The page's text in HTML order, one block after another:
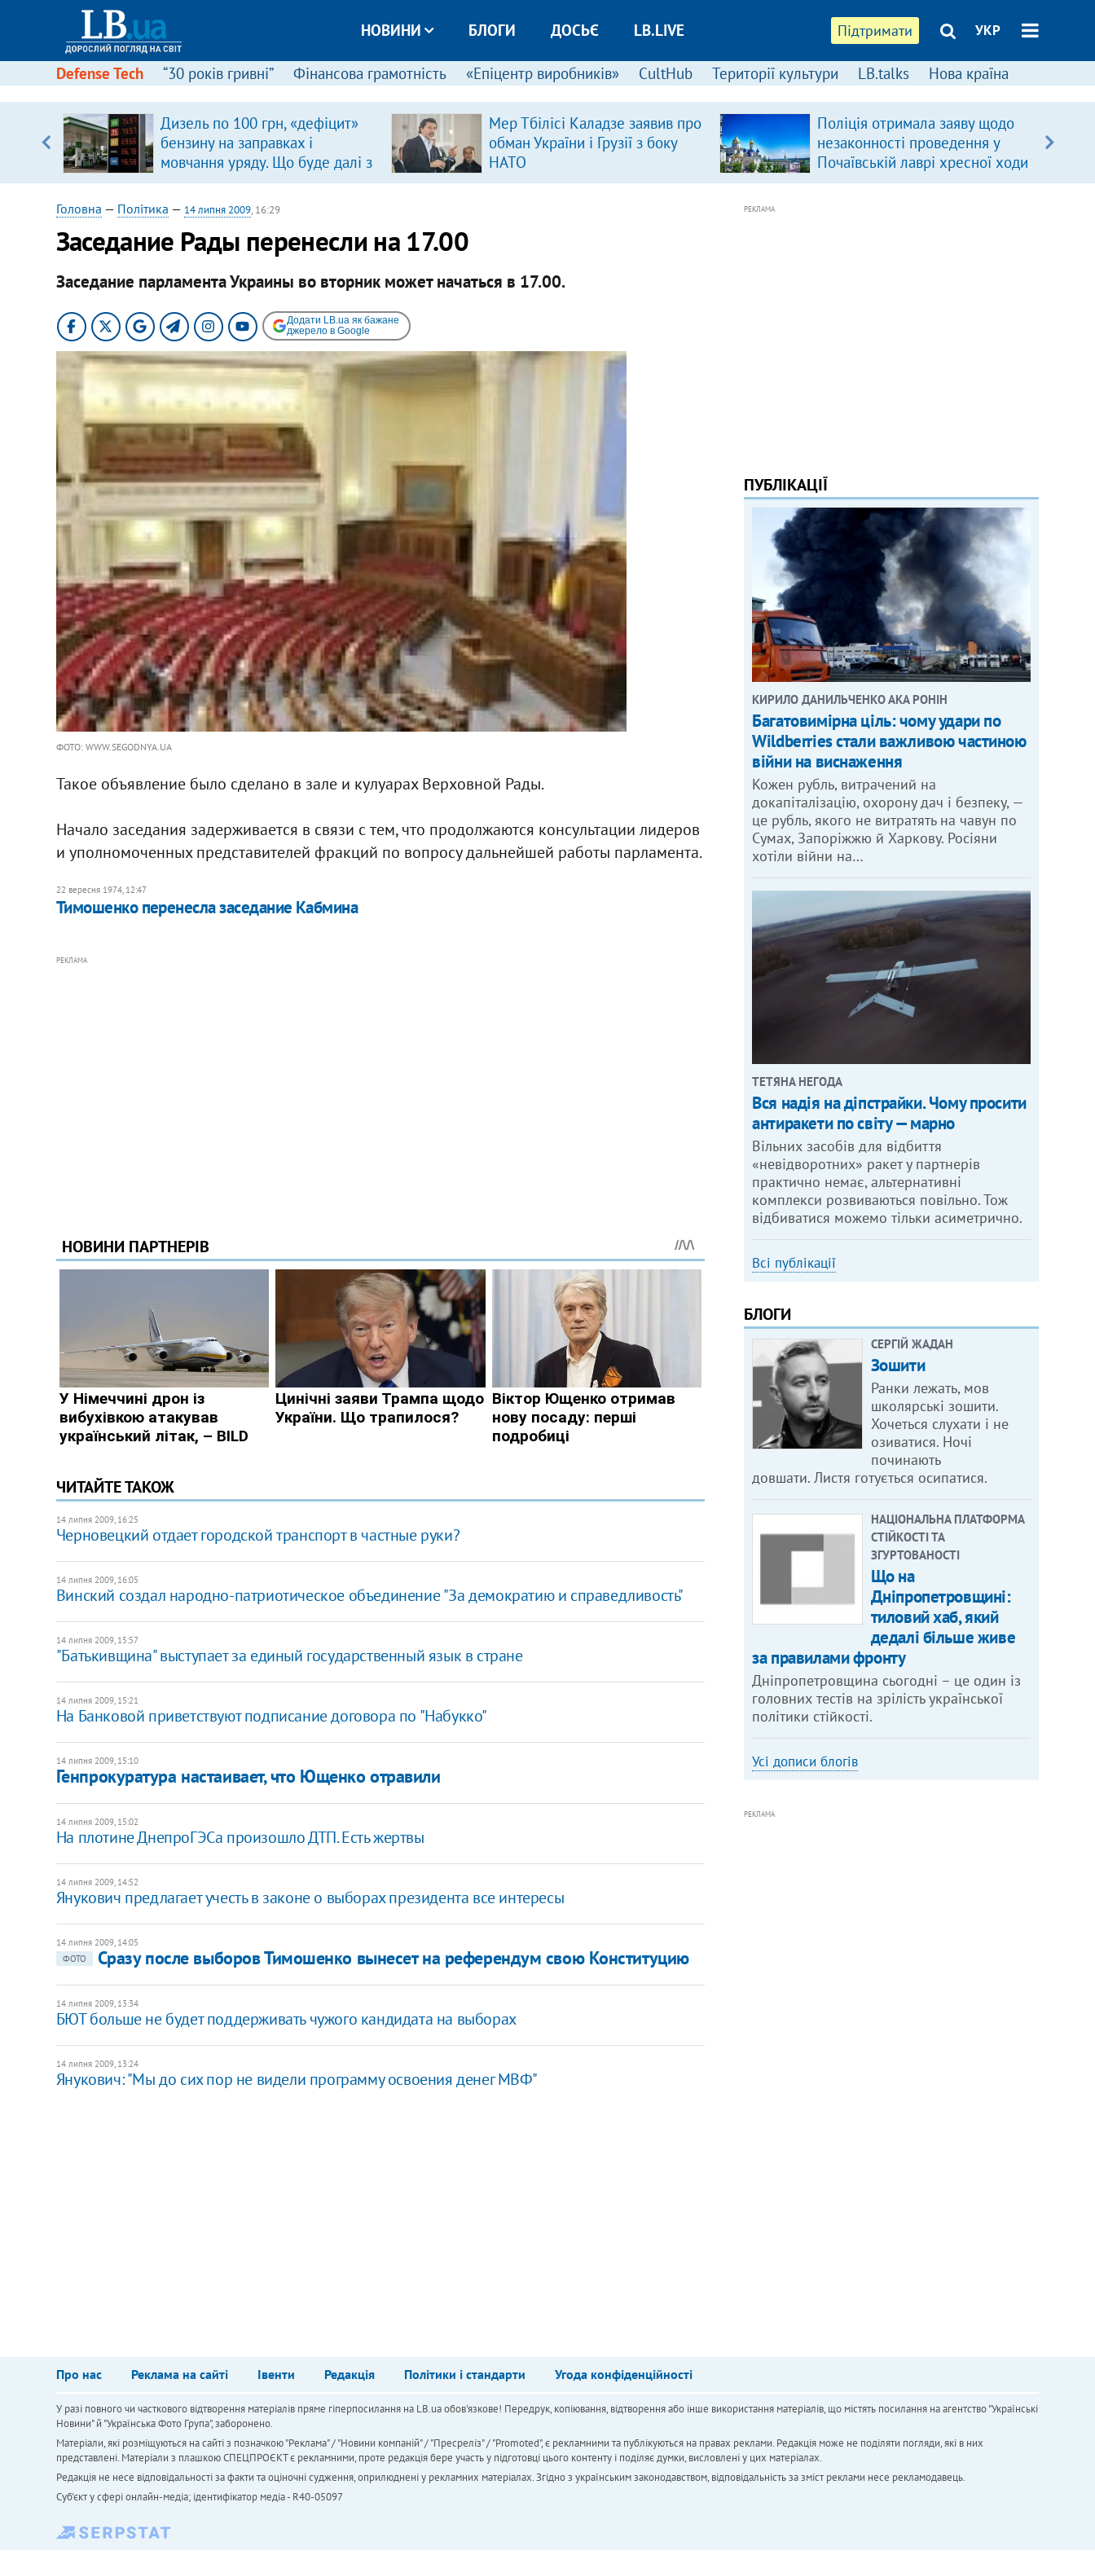
Підтримати УКР
НОВИНИ БЛОГИ ДОСЬЄ LB.LIVE
Defense Tech “30 років гривні” Фінансова грамотність «Епіцентр виробників» CultHub Території культури LB.talks Нова країна
Дизель по 100 грн, «дефіцит»
бензину на заправках і
мовчання уряду. Що буде далі з
цінами на пальне?
Мер Тбілісі Каладзе заявив про
обман України і Грузії з боку
НАТО
Поліція отримала заяву щодо
незаконності проведення у
Почаївській лаврі хресної ходи
Головна — Політика — 14 липня 2009, 16:29
Заседание Рады перенесли на 17.00
Заседание парламента Украины во вторник может начаться в 17.00.
Додати LB.ua як бажане
джерело в Google
ФОТО: WWW.SEGODNYA.UA
Такое объявление было сделано в зале и кулуарах Верховной Рады.
Начало заседания задерживается в связи с тем, что продолжаются консультации лидеров
и уполномоченных представителей фракций по вопросу дальнейшей работы парламента.
22 вересня 1974, 12:47
Тимошенко перенесла заседание Кабмина
РЕКЛАМА
ЧИТАЙТЕ ТАКОЖ
14 липня 2009, 16:25
Черновецкий отдает городской транспорт в частные руки?
14 липня 2009, 16:05
Винский создал народно-патриотическое объединение "За демократию и справедливость"
14 липня 2009, 15:57
"Батькивщина" выступает за единый государственный язык в стране
14 липня 2009, 15:21
На Банковой приветствуют подписание договора по "Набукко"
14 липня 2009, 15:10
Генпрокуратура настаивает, что Ющенко отравили
14 липня 2009, 15:02
На плотине ДнепроГЭСа произошло ДТП. Есть жертвы
14 липня 2009, 14:52
Янукович предлагает учесть в законе о выборах президента все интересы
14 липня 2009, 14:05
ФОТО
Сразу после выборов Тимошенко вынесет на референдум свою Конституцию
14 липня 2009, 13:34
БЮТ больше не будет поддерживать чужого кандидата на выборах
14 липня 2009, 13:24
Янукович: "Мы до сих пор не видели программу освоения денег МВФ"
РЕКЛАМА
ПУБЛІКАЦІЇ
КИРИЛО ДАНИЛЬЧЕНКО АКА РОНІН
Багатовимірна ціль: чому удари по
Wildberries стали важливою частиною
війни на виснаження
Кожен рубль, витрачений на
докапіталізацію, охорону дач і безпеку, —
це рубль, якого не витратять на чавун по
Сумах, Запоріжжю й Харкову. Росіяни
хотіли війни на…
ТЕТЯНА НЕГОДА
Вся надія на діпстрайки. Чому просити
антиракети по світу — марно
Вільних засобів для відбиття
«невідворотних» ракет у партнерів
практично немає, альтернативні
комплекси розвиваються повільно. Тож
відбиватися можемо тільки асиметрично.
Всі публікації
БЛОГИ
СЕРГІЙ ЖАДАН
Зошити
Ранки лежать, мов
школярські зошити.
Хочеться слухати і не
озиватися. Ночі
починають
довшати. Листя готується осипатися.
НАЦІОНАЛЬНА ПЛАТФОРМА
СТІЙКОСТІ ТА
ЗГУРТОВАНОСТІ
Що на
Дніпропетровщині:
тиловий хаб, який
дедалі більше живе
за правилами фронту
Дніпропетровщина сьогодні – це один із
головних тестів на зрілість української
політики стійкості.
Усі дописи блогів
РЕКЛАМА
Про нас Реклама на сайті Івенти Редакція Політики і стандарти Угода конфіденційності
У разі повного чи часткового відтворення матеріалів пряме гіперпосилання на LB.ua обов'язкове! Передрук, копіювання, відтворення або інше використання матеріалів, що містять посилання на агентство "Українськi
Новини" й "Українська Фото Група", заборонено.
Матеріали, які розміщуються на сайті з позначкою "Реклама" / "Новини компаній" / "Пресреліз" / "Promoted", є рекламними та публікуються на правах реклами. Редакція може не поділяти погляди, які в них
представлені. Матеріали з плашкою СПЕЦПРОЄКТ є рекламними, проте редакція бере участь у підготовці цього контенту і поділяє думки, висловлені у цих матеріалах.
Редакція не несе відповідальності за факти та оціночні судження, оприлюднені у рекламних матеріалах. Згідно з українським законодавством, відповідальність за зміст реклами несе рекламодавець.
Cуб'єкт у сфері онлайн-медіа; ідентифікатор медіа - R40-05097